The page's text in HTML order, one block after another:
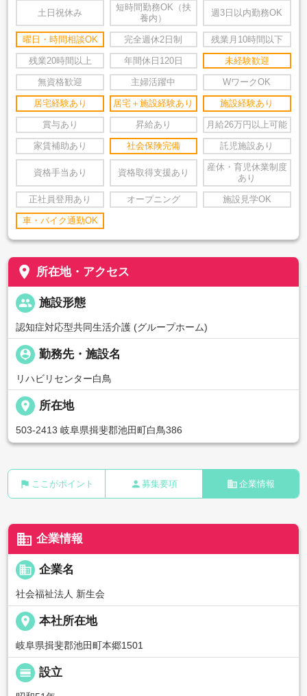
土日祝休み
短時間勤務OK（扶
養内）
週3日以内勤務OK
曜日・時間相談OK 完全週休2日制 残業月10時間以下
残業20時間以上 年間休日120日 未経験歓迎
無資格歓迎 主婦活躍中 WワークOK
居宅経験あり 居宅＋施設経験あり 施設経験あり
賞与あり 昇給あり 月給26万円以上可能
家賃補助あり 社会保険完備 託児施設あり
資格手当あり 資格取得支援あり
産休・育児休業制度
あり
正社員登用あり オープニング 施設見学OK
車・バイク通勤OK
place 所在地・アクセス
people 施設形態
認知症対応型共同生活介護 (グループホーム)
person_pin 勤務先・施設名
リハビリセンター白鳥
place 所在地
503-2413 岐阜県揖斐郡池田町白鳥386
flag ここがポイント person 募集要項 business 企業情報
business 企業情報
business 企業名
社会福祉法人 新生会
place 本社所在地
岐阜県揖斐郡池田町本郷1501
calendar_view_day 設立